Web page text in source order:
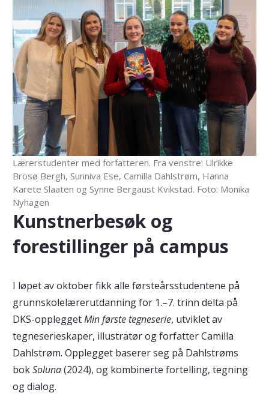
Lærerstudenter med forfatteren. Fra venstre: Ulrikke
Brosø Bergh, Sunniva Ese, Camilla Dahlstrøm, Hanna
Karete Slaaten og Synne Bergaust Kvikstad. Foto: Monika
Nyhagen
Kunstnerbesøk og
forestillinger på campus
I løpet av oktober fikk alle førsteårsstudentene på
grunnskolelærerutdanning for 1.–7. trinn delta på
DKS-oppleggetMin første tegneserie, utviklet av
tegneserieskaper, illustratør og forfatter Camilla
Dahlstrøm. Opplegget baserer seg på Dahlstrøms
bokSoluna(2024), og kombinerte fortelling, tegning
og dialog.